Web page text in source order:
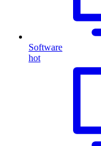
Software
hot